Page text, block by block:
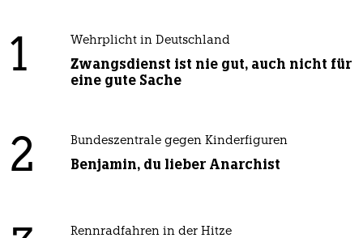
1 Wehrplicht in Deutschland
Zwangsdienst ist nie gut, auch nicht für
eine gute Sache
2 Bundeszentrale gegen Kinderfiguren
Benjamin, du lieber Anarchist
Rennradfahren in der Hitze